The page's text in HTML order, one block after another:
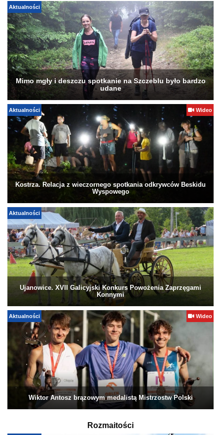
Aktualności
Mimo mgły i deszczu spotkanie na Szczeblu było bardzo
udane
Aktualności Wideo
Kostrza. Relacja z wieczornego spotkania odkrywców Beskidu
Wyspowego
Aktualności
Ujanowice. XVII Galicyjski Konkurs Powożenia Zaprzęgami
Konnymi
Aktualności Wideo
Wiktor Antosz brązowym medalistą Mistrzostw Polski
Rozmaitości